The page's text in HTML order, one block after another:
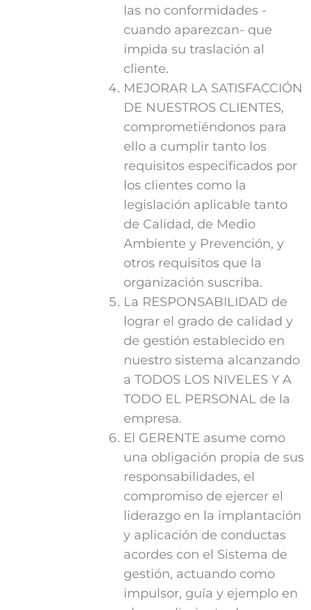
las no conformidades -
cuando aparezcan- que
impida su traslación al
cliente.
MEJORAR LA SATISFACCIÓN
DE NUESTROS CLIENTES,
comprometiéndonos para
ello a cumplir tanto los
requisitos especificados por
los clientes como la
legislación aplicable tanto
de Calidad, de Medio
Ambiente y Prevención, y
otros requisitos que la
organización suscriba.
La RESPONSABILIDAD de
lograr el grado de calidad y
de gestión establecido en
nuestro sistema alcanzando
a TODOS LOS NIVELES Y A
TODO EL PERSONAL de la
empresa.
El GERENTE asume como
una obligación propia de sus
responsabilidades, el
compromiso de ejercer el
liderazgo en la implantación
y aplicación de conductas
acordes con el Sistema de
gestión, actuando como
impulsor, guía y ejemplo en